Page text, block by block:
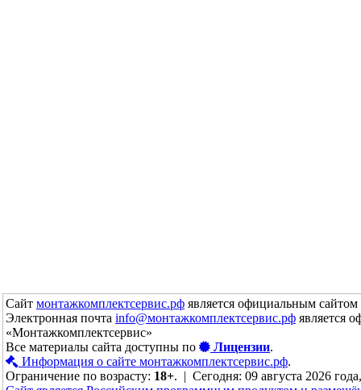
Сайт монтажкомплектсервис.рф является официальным
Электронная почта info@монтажкомплектсервис.рф является
«Монтажкомплектсервис»
Все материалы сайта доступны по
Лицензии.
Информация о сайте монтажкомплектсервис.рф.
Ограничение по возрасту: 18+. | Сегодня: 09 августа 2026